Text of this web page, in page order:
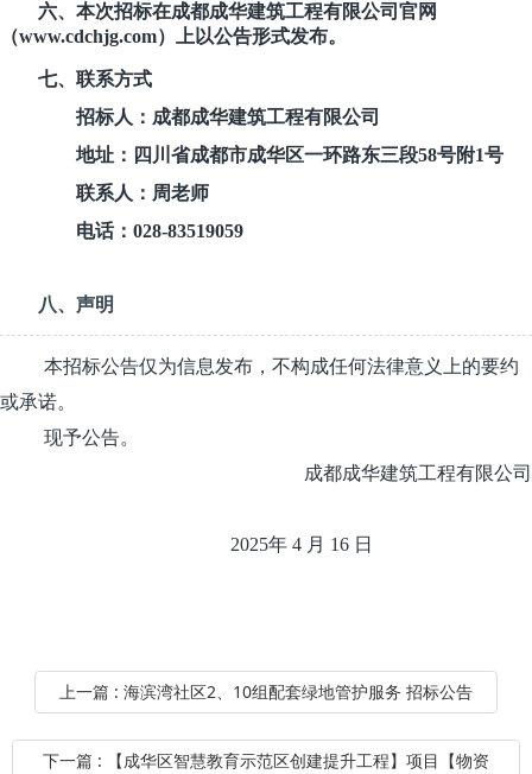
六、 本次招标在成都成华建筑工程有限公司官网
（www.cdchjg.com）上以公告形式发布。
七、联系方式
招标人：成都成华建筑工程有限公司
地址：四川省成都市成华区一环路东三段58号附1号
联系人： 周老师
电话： 028-83519059
八、声明
本招标公告仅为信息发布，不构成任何法律意义上的要约
或承诺。
现予公告。
成都成华建筑工程有限公司
2025年 4 月 16 日
上一篇 : 海滨湾社区2、10组配套绿地管护服务 招标公告
下一篇 : 【成华区智慧教育示范区创建提升工程】项目【物资